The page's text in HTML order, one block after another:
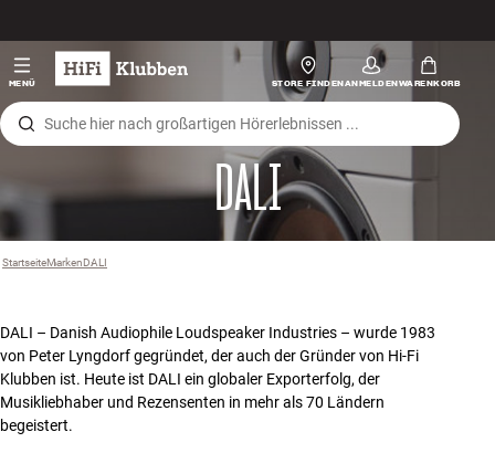
MENÜ STORE FINDENANMELDENWARENKORB
Hi-Fi
Lautsprecher
Kopfhörer
TV
Systeme
Startseite ›
Marken ›
DALI
DALI
DALI – Danish Audiophile Loudspeaker Industries – wurde 1983
von Peter Lyngdorf gegründet, der auch der Gründer von Hi-Fi
Klubben ist. Heute ist DALI ein globaler Exporterfolg, der
Musikliebhaber und Rezensenten in mehr als 70 Ländern
begeistert.